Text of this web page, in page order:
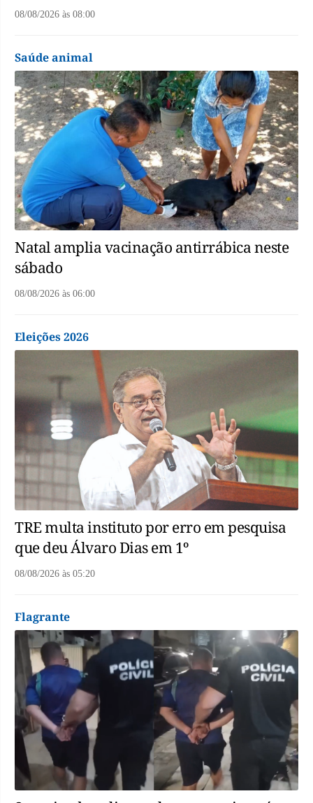
08/08/2026 às 08:00
Saúde animal
Natal amplia vacinação antirrábica neste
sábado
08/08/2026 às 06:00
Eleições 2026
TRE multa instituto por erro em pesquisa
que deu Álvaro Dias em 1º
08/08/2026 às 05:20
Flagrante